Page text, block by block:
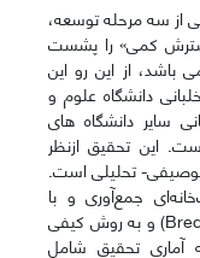
از سه مرحله توسعه،
کمی» را پشست
باشد، از این رو این
دانشگاه علوم و
سایر دانشگاه های
این تحقیق ازنظر
تحلیلی است.
جمع‌آوری و با
استفاده از الگوی مطالعه تطبیقی بردی (Breddy) و به روش کیفی
آماری تحقیق شامل